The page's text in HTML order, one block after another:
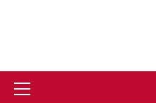
Primary